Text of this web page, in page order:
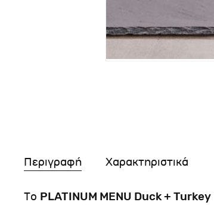
Περιγραφή Χαρακτηριστικά
Το PLATINUM MENU Duck + Turkey